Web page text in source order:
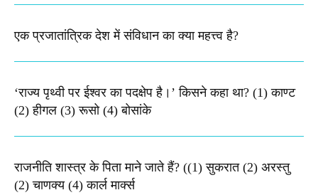
एक प्रजातांत्रिक देश में संविधान का क्या महत्त्व है?
‘राज्य पृथ्वी पर ईश्वर का पदक्षेप है।’ किसने कहा था? (1) काण्ट
(2) हीगल (3) रूसो (4) बोसांके
राजनीति शास्त्र के पिता माने जाते हैं? ((1) सुकरात (2) अरस्तु
(2) चाणक्य (4) कार्ल मार्क्स